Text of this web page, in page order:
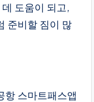
도움이 되고,
준비할 짐이 많
항 스마트패스앱